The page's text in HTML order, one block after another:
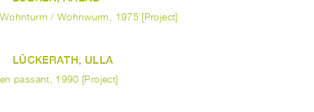
Wohnturm / Wohnwurm, 1975 [Project]
LÜCKERATH, ULLA
en passant, 1990 [Project]